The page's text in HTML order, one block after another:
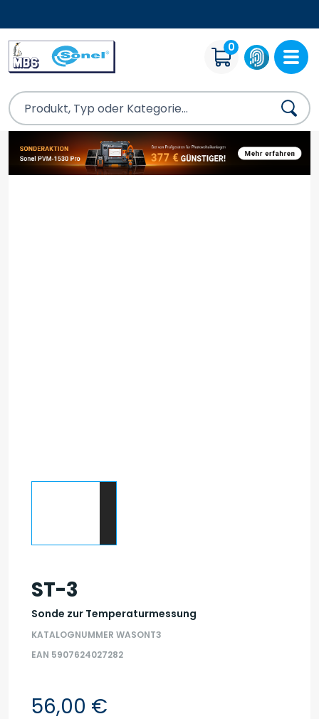
0
ST-3
Sonde zur Temperaturmessung
KATALOGNUMMER WASONT3
EAN 5907624027282
56,00 €